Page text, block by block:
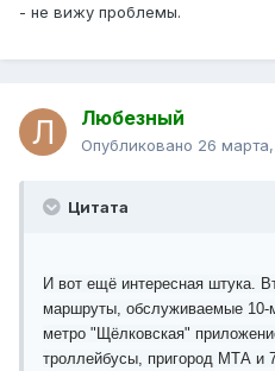
- не вижу проблемы.
Любезный
Опубликовано 26 марта,
Цитата
И вот ещё интересная штука.
маршруты, обслуживаемые 10-
метро "Щёлковская"
троллейбусы, пригород МТА и